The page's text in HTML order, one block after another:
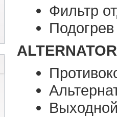
Фильтр
ALTERNATOR